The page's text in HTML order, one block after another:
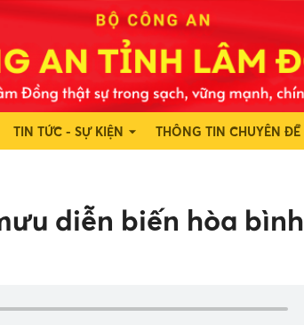
TIN TỨC - SỰ KIỆN THÔNG TIN CHUYÊN ĐỀ
diễn biến hòa bình